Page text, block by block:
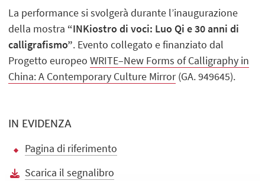
La performance si svolgerà durante l’inaugurazione
della mostra “INKiostro di voci: Luo Qi e 30 anni di
calligrafismo”. Evento collegato e finanziato dal
Progetto europeoWRITE–New Forms of Calligraphy in
China: A Contemporary Culture Mirror(GA. 949645).
IN EVIDENZA
Pagina di riferimento
Scarica il segnalibro